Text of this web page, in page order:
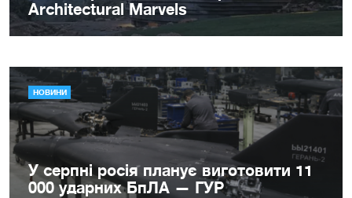
НОВИНИ
У серпні росія планує виготовити 11
000 ударних БпЛА — ГУР